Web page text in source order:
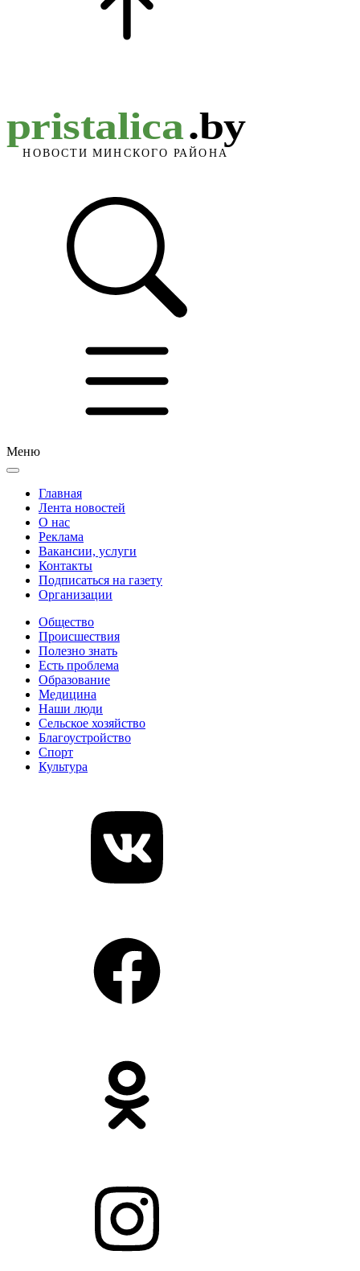
Меню
Главная
Лента новостей
О нас
Реклама
Вакансии, услуги
Контакты
Подписаться на газету
Организации
Общество
Происшествия
Полезно знать
Есть проблема
Образование
Медицина
Наши люди
Сельское хозяйство
Благоустройство
Спорт
Культура